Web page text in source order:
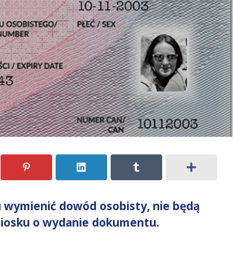
wymienić dowód osobisty, nie będą
o wydanie dokumentu.